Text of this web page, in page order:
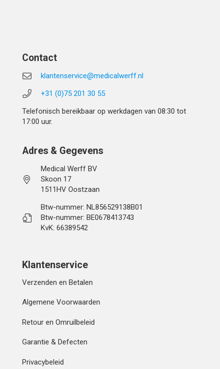
Contact
klantenservice@medicalwerff.nl
+31 (0)75 201 30 55
Telefonisch bereikbaar op werkdagen van 08:30 tot
17:00 uur.
Adres & Gegevens
Medical Werff BV
Skoon 17
1511HV Oostzaan
Btw-nummer: NL856529138B01
Btw-nummer: BE0678413743
KvK: 66389542
Klantenservice
Verzenden en Betalen
Algemene Voorwaarden
Retour en Omruilbeleid
Garantie & Defecten
Privacybeleid